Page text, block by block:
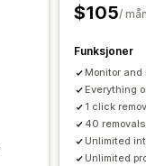
$105/
Funksjoner
Monitor and
Everything
1 click
40
Unlimited
Unlimited